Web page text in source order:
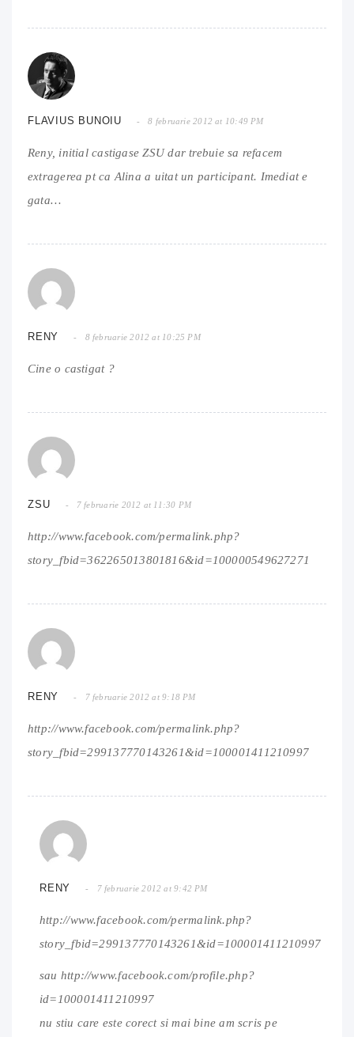
FLAVIUS BUNOIU 8 februarie 2012 at 10:49 PM
Reny, initial castigase ZSU dar trebuie sa refacem
extragerea pt ca Alina a uitat un participant. Imediat e
gata…
RENY 8 februarie 2012 at 10:25 PM
Cine o castigat ?
ZSU 7 februarie 2012 at 11:30 PM
http://www.facebook.com/permalink.php?
story_fbid=362265013801816&id=100000549627271
RENY 7 februarie 2012 at 9:18 PM
http://www.facebook.com/permalink.php?
story_fbid=299137770143261&id=100001411210997
RENY 7 februarie 2012 at 9:42 PM
http://www.facebook.com/permalink.php?
story_fbid=299137770143261&id=100001411210997
sau http://www.facebook.com/profile.php?
id=100001411210997
nu stiu care este corect si mai bine am scris pe